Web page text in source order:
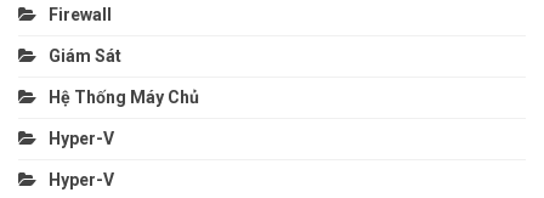
Firewall
Giám Sát
Hệ Thống Máy Chủ
Hyper-V
Hyper-V